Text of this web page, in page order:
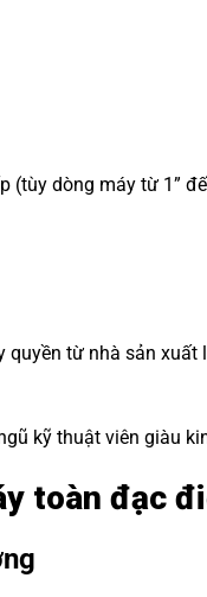
(tùy dòng máy từ 1”
từ nhà sản
kỹ thuật viên giàu
toàn đạc